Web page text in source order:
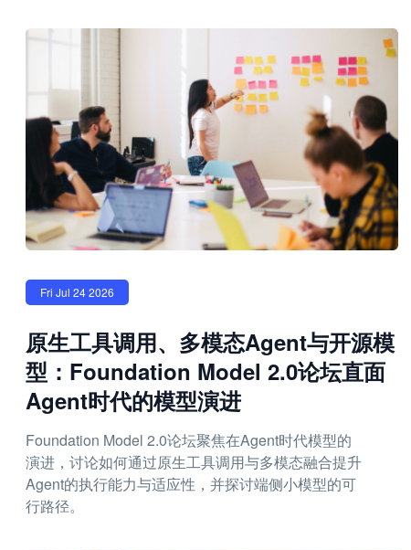
Fri Jul 24 2026
原生工具调用、多模态Agent与开源模
型：Foundation Model 2.0论坛直面
Agent时代的模型演进
Foundation Model 2.0论坛聚焦在Agent时代模型的
演进，讨论如何通过原生工具调用与多模态融合提升
Agent的执行能力与适应性，并探讨端侧小模型的可
行路径。